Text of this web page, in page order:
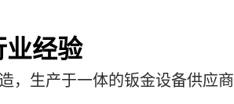
业经验
，生产于一体的钣金设备供应商